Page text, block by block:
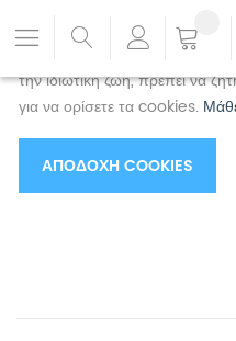
Χρησιμοποιούμε cookies για
εμπειρία σας.
Για να
την ιδιωτική ζωή, πρέπει να
για να ορίσετε τα cookies.
ΑΠΟΔΟΧΉ COOKIES